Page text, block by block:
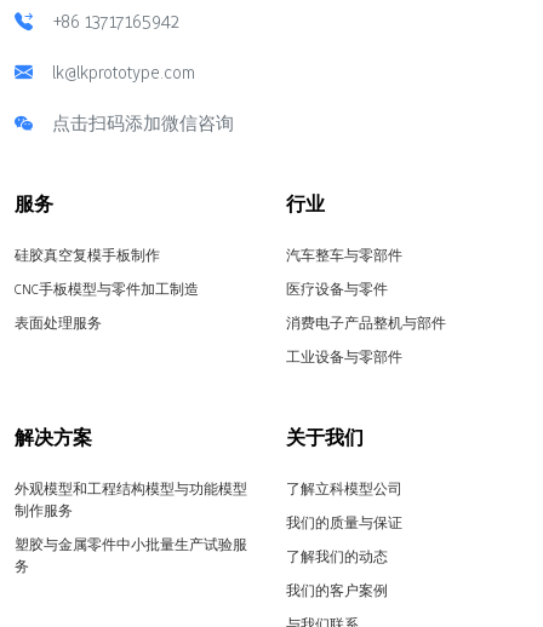
+86 13717165942
lk@lkprototype.com
点击扫码添加微信咨询
服务
硅胶真空复模手板制作
CNC手板模型与零件加工制造
表面处理服务
行业
汽车整车与零部件
医疗设备与零件
消费电子产品整机与部件
工业设备与零部件
解决方案
外观模型和工程结构模型与功能模型
制作服务
塑胶与金属零件中小批量生产试验服
务
关于我们
了解立科模型公司
我们的质量与保证
了解我们的动态
我们的客户案例